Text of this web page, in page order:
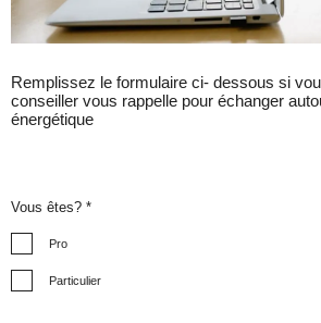
Remplissez le formulaire ci- dessous si
conseiller vous rappelle pour échanger
énergétique
Vous êtes? *
Pro
Particulier